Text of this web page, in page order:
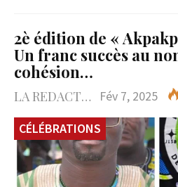
2è édition de «
Un franc succès au
cohésion…
LA REDACTION Fév 7, 2025
CÉLÉBRATIONS